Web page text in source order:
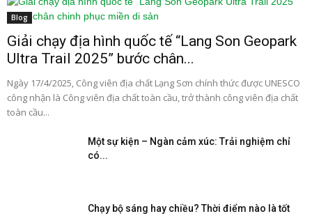
Blog
Giải chạy địa hình quốc tế “Lang Son Geopark
Ultra Trail 2025” bước chân...
Ngày 17/4/2025, Công viên địa chất Lạng Sơn chính thức được UNESCO
công nhận là Công viên địa chất toàn cầu, trở thành công viên địa chất
toàn cầu...
Một sự kiện – Ngàn cảm xúc: Trải nghiệm chỉ
có...
Chạy bộ sáng hay chiều? Thời điểm nào là tốt